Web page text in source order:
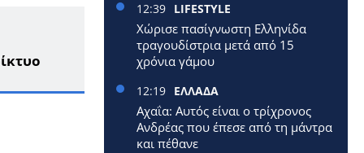
12:39 LIFESTYLE
Χώρισε πασίγνωστη Ελληνίδα
τραγουδίστρια μετά από 15
χρόνια γάμου
12:19 ΕΛΛΑΔΑ
Αχαΐα: Αυτός είναι ο τρίχρονος
Ανδρέας που έπεσε από τη μάντρα
και πέθανε